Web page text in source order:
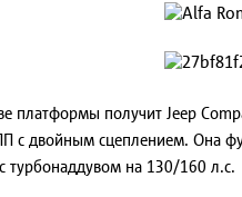
платформы получит Jeep
с двойным сцеплением. Она
турбонаддувом на 130/160 л.с.